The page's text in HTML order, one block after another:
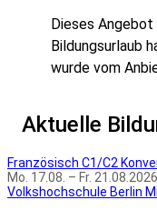
Dieses
Bildungsurlaub
wurde vom
Aktuelle
Französisch C1/C2
Mo. 17.08. – Fr. 21.08.2026
Volkshochschule Berlin